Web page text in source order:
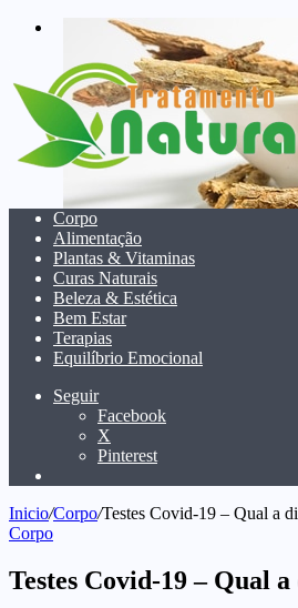
Corpo
Alimentação
Plantas & Vitaminas
Curas Naturais
Beleza & Estética
Bem Estar
Terapias
Equilíbrio Emocional
Seguir
Facebook
X
Pinterest
Inicio/Corpo/Testes Covid-19 – Qual a
Corpo
Testes Covid-19 – Qual